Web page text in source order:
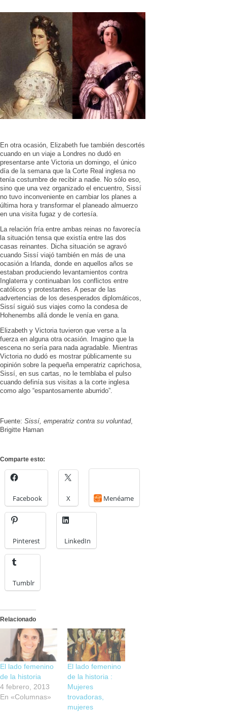
En otra ocasión, Elizabeth fue también descortés
cuando en un viaje a Londres no dudó en
presentarse ante Victoria un domingo, el único
día de la semana que la Corte Real inglesa no
tenía costumbre de recibir a nadie. No sólo eso,
sino que una vez organizado el encuentro, Sissí
no tuvo inconveniente en cambiar los planes a
última hora y transformar el planeado almuerzo
en una visita fugaz y de cortesía.
La relación fría entre ambas reinas no favorecía
la situación tensa que existía entre las dos
casas reinantes. Dicha situación se agravó
cuando Sissí viajó también en más de una
ocasión a Irlanda, donde en aquellos años se
estaban produciendo levantamientos contra
Inglaterra y continuaban los conflictos entre
católicos y protestantes. A pesar de las
advertencias de los desesperados diplomáticos,
Sissí siguió sus viajes como la condesa de
Hohenembs allá donde le venía en gana.
Elizabeth y Victoria tuvieron que verse a la
fuerza en alguna otra ocasión. Imagino que la
escena no sería para nada agradable. Mientras
Victoria no dudó es mostrar públicamente su
opinión sobre la pequeña emperatriz caprichosa,
Sissí, en sus cartas, no le temblaba el pulso
cuando definía sus visitas a la corte inglesa
como algo “espantosamente aburrido”.
Fuente: Sissí, emperatriz contra su voluntad,
Brigitte Haman
Comparte esto:
Facebook X Menéame
Pinterest LinkedIn
Tumblr
Relacionado
El lado femenino
de la historia
4 febrero, 2013
En «Columnas»
El lado femenino
de la historia :
Mujeres
trovadoras,
mujeres